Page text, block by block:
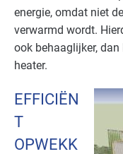
energie, omdat niet
verwarmd wordt.
ook behaaglijker,
heater.
EFFICIËN
T
OPWEKK